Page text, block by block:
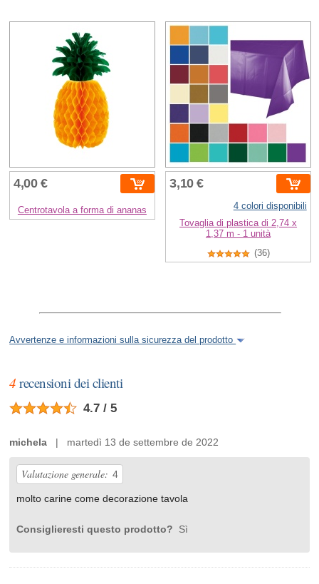
4,00 €
Centrotavola a forma di ananas
3,10 €
4 colori disponibili
Tovaglia di plastica di 2,74 x
1,37 m - 1 unità
(36)
Avvertenze e informazioni sulla sicurezza del prodotto
4 recensioni dei clienti
4.7 / 5
michela | martedì 13 de settembre de 2022
Valutazione generale: 4
molto carine come decorazione tavola
Consiglieresti questo prodotto? Sì